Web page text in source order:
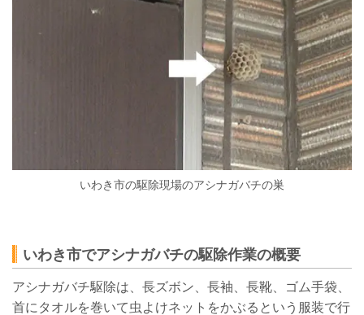
いわき市の駆除現場のアシナガバチの巣
いわき市でアシナガバチの駆除作業の概要
アシナガバチ駆除は、長ズボン、長袖、長靴、ゴム手袋、
首にタオルを巻いて虫よけネットをかぶるという服装で行